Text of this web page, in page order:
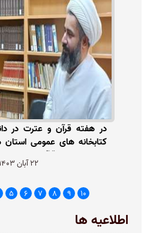
در هفته قرآن و عترت در
کتابخانه های عمومی استان
دانشکده علوم قرآنی بندرعباس
22 آبان 1403
اطلاعیه ها